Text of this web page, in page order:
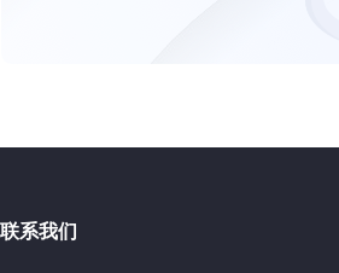
联系我们